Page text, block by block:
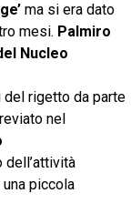
ma si era dato
mesi. Palmiro
Nucleo
del rigetto da parte
nel
dell’attività
piccola